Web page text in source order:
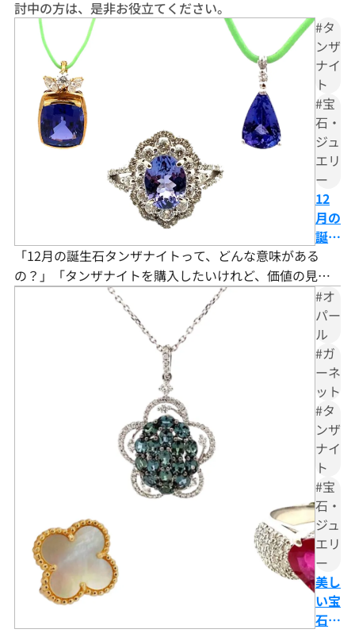
討中の方は、是非お役立てください。
#タ
ンザ
ナイ
ト
#宝
石・
ジュ
エリ
ー
12
月の
誕生
石タ
ンザ
ナイ
トと
は？
石言
葉・
特
徴・
価値
を徹
底解
説
「12月の誕生石タンザナイトって、どんな意味がある
の？」「タンザナイトを購入したいけれど、価値の見分
け方がわからない…」とお悩みではありませんか。 タン
ザナイトは、アフリカ・タンザニアでしか採れない希少
な青紫色の宝石です。「高貴」「冷静」「神秘」といっ
た石言葉を持ち、人生の転機を照らす守護石として世界
葉や歴史的背景、価値を左右する4つ
#オ
パー
ル
#ガ
ーネ
ット
#タ
ンザ
ナイ
ト
#宝
石・
ジュ
エリ
ー
美し
い宝
石に